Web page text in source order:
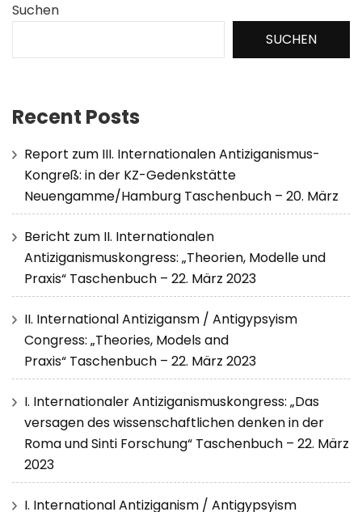
Suchen
SUCHEN
Recent Posts
Report zum III. Internationalen Antiziganismus-
Kongreß: in der KZ-Gedenkstätte
Neuengamme/Hamburg Taschenbuch – 20. März
Bericht zum II. Internationalen
Antiziganismuskongress: „Theorien, Modelle und
Praxis“ Taschenbuch – 22. März 2023
II. International Antizigansm / Antigypsyism
Congress: „Theories, Models and
Praxis“ Taschenbuch – 22. März 2023
I. Internationaler Antiziganismuskongress: „Das
versagen des wissenschaftlichen denken in der
Roma und Sinti Forschung“ Taschenbuch – 22. März
2023
I. International Antiziganism / Antigypsyism